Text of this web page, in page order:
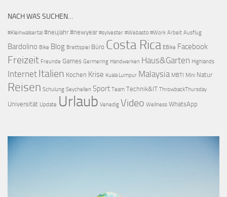
NACH WAS SUCHEN…
#Kleinwalsertal #neujahr #newyear #sylvester #Webasto #Work Arbeit Ausflug
Bardolino Bike Blog Brettspiel Büro Costa Rica EBike Facebook
Freizeit Freunde Games Germering Handwerken Haus&Garten Highlands
Internet Italien Kochen Krise Kuala Lumpur Malaysia MBTI Mini Natur
Reisen Schulung Seychellen Sport Team Technik&IT ThrowbackThursday
Universität Update Urlaub Venedig Video Wellness WhatsApp